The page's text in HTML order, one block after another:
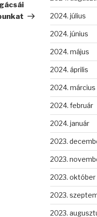
bejegyzés
2024. július
2024. június
2024. május
2024. április
2024. március
2024. február
2024. január
2023.
2023.
2023. október
2023.
2023.